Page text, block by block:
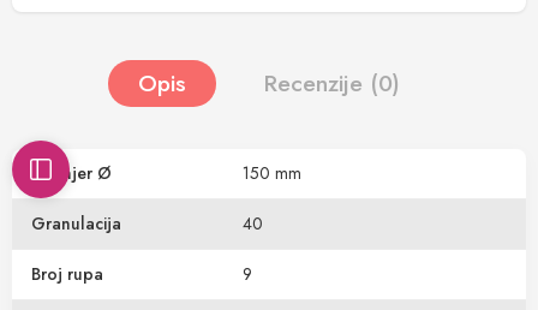
Opis Recenzije (0)
Promjer Ø 150 mm
Granulacija 40
Broj rupa 9